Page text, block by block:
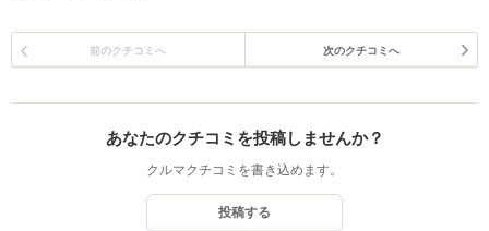
前のクチコミへ 次のクチコミへ
あなたのクチコミを投稿しませんか？
クルマクチコミを書き込めます。
投稿する